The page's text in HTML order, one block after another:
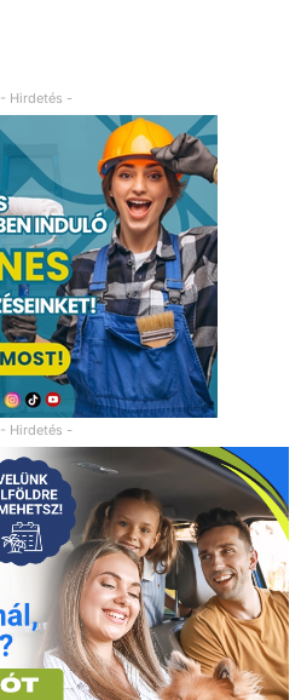
- Hirdetés -
- Hirdetés -